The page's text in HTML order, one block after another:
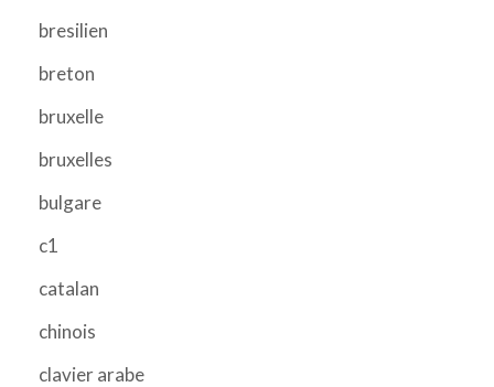
bresilien
breton
bruxelle
bruxelles
bulgare
c1
catalan
chinois
clavier arabe